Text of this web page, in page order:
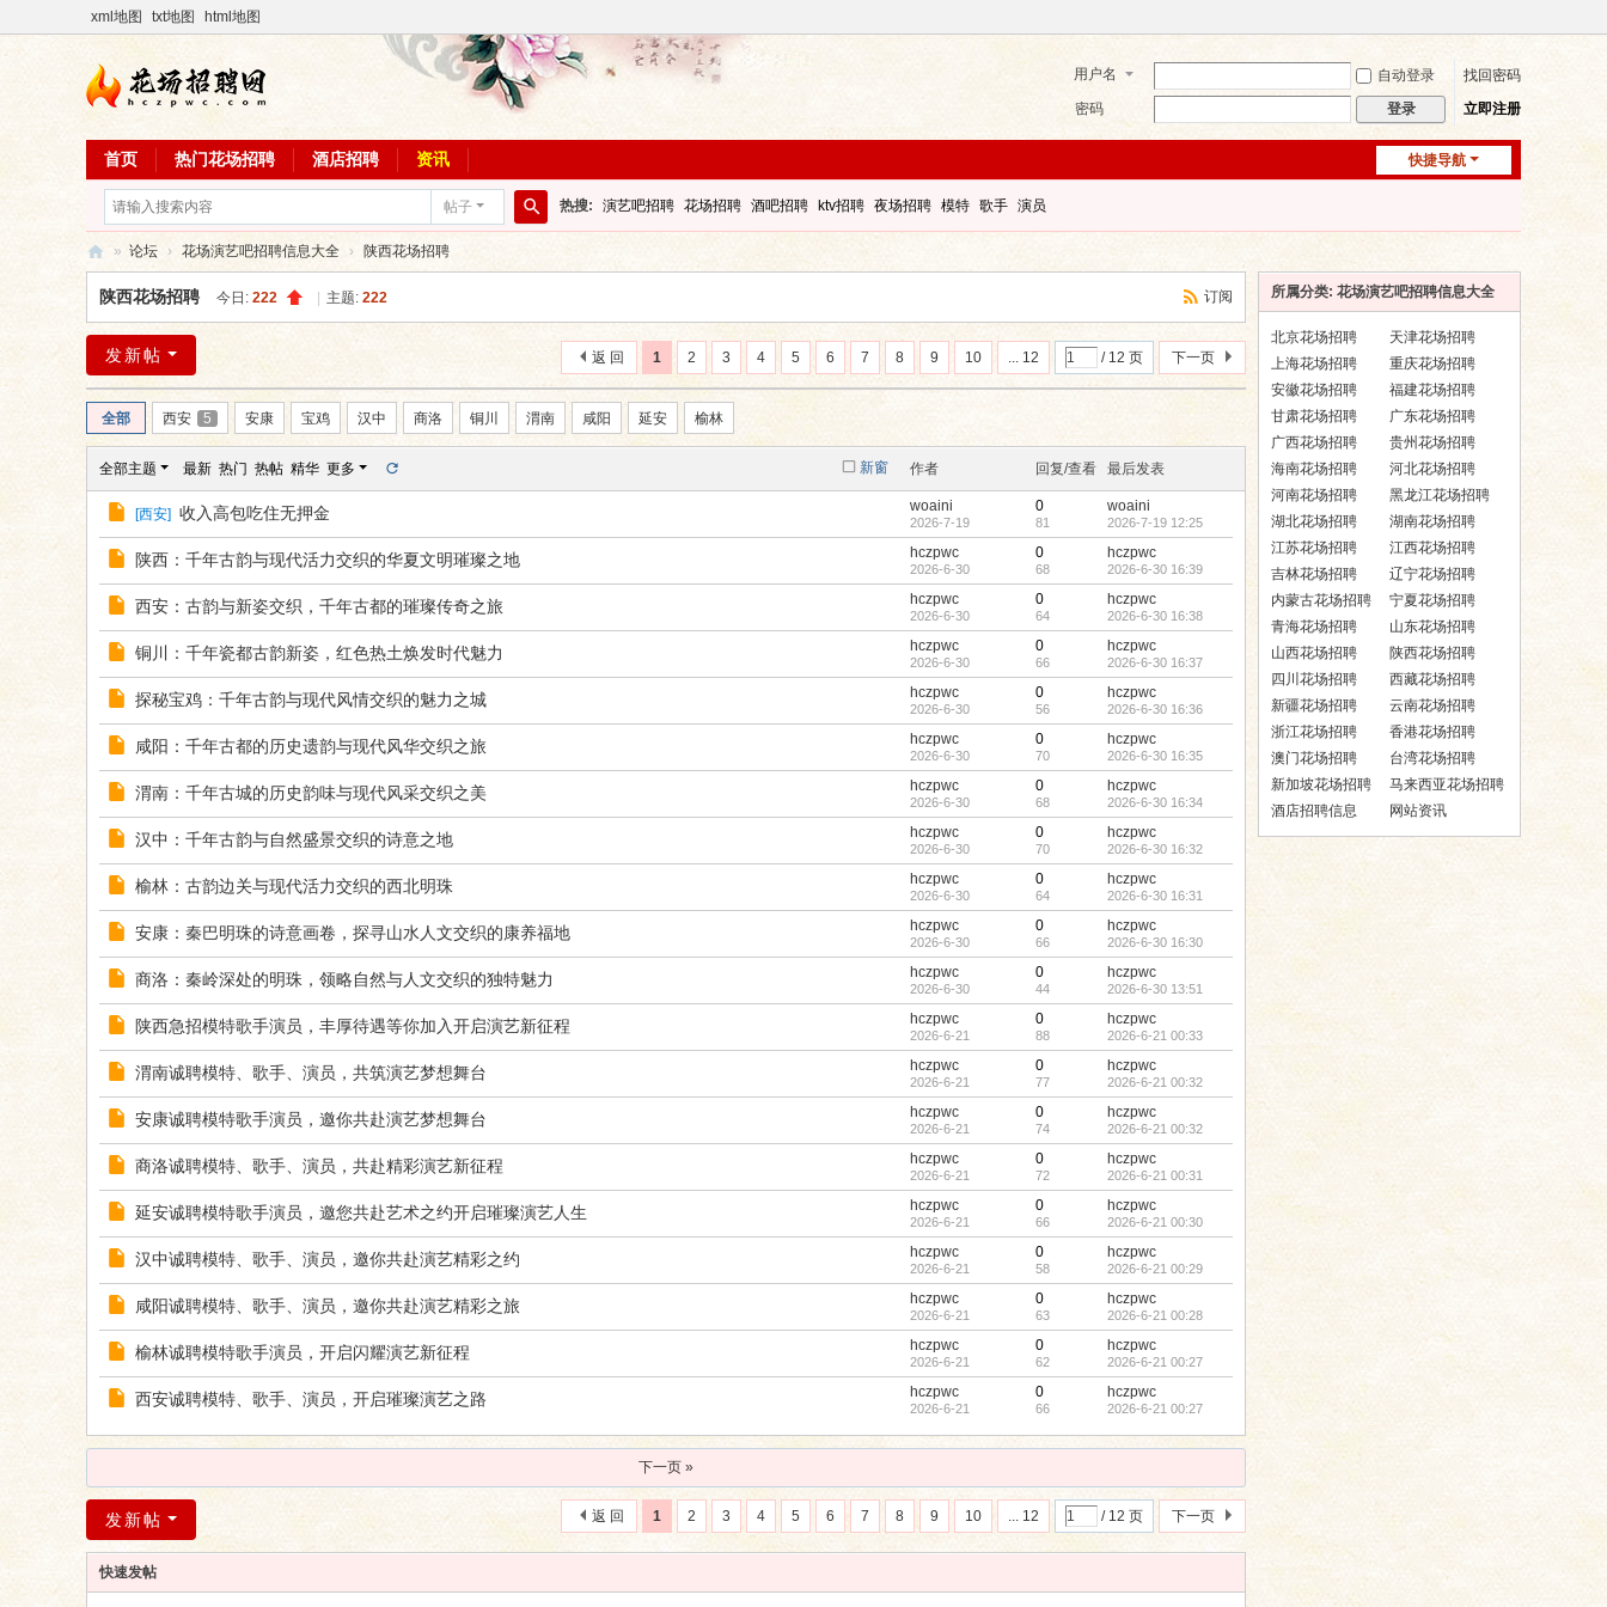
xml地图 txt地图 html地图
用户名 自动登录
找回密码
密码
登录 立即注册
快捷导航
首页 热门花场招聘 酒店招聘 资讯
帖子
索
热搜: 演艺吧招聘 花场招聘 酒吧招聘 ktv招聘 夜场招聘 模特 歌手 演员
花
场
聘
网
» 论坛 › 花场演艺吧招聘信息大全 › 陕西花场招聘
订阅
陕西花场招聘 今日: 222 主题: 222
1 2 3 4 5 6 7 8 9 10 ... 12 / 12 页 下一页
返 回
发新帖
全部 西安 5 安康 宝鸡 汉中 商洛 铜川 渭南 咸阳 延安 榆林
新窗
全部主题 最新 热门 热帖 精华 更多 作者 回复/查看 最后发表
[西安] 收入高包吃住无押金 woaini
2026-7-19
0
81
woaini
2026-7-19 12:25
陕西：千年古韵与现代活力交织的华夏文明璀璨之地 hczpwc
2026-6-30
0
68
hczpwc
2026-6-30 16:39
西安：古韵与新姿交织，千年古都的璀璨传奇之旅 hczpwc
2026-6-30
0
64
hczpwc
2026-6-30 16:38
铜川：千年瓷都古韵新姿，红色热土焕发时代魅力 hczpwc
2026-6-30
0
66
hczpwc
2026-6-30 16:37
探秘宝鸡：千年古韵与现代风情交织的魅力之城 hczpwc
2026-6-30
0
56
hczpwc
2026-6-30 16:36
咸阳：千年古都的历史遗韵与现代风华交织之旅 hczpwc
2026-6-30
0
70
hczpwc
2026-6-30 16:35
渭南：千年古城的历史韵味与现代风采交织之美 hczpwc
2026-6-30
0
68
hczpwc
2026-6-30 16:34
汉中：千年古韵与自然盛景交织的诗意之地 hczpwc
2026-6-30
0
70
hczpwc
2026-6-30 16:32
榆林：古韵边关与现代活力交织的西北明珠 hczpwc
2026-6-30
0
64
hczpwc
2026-6-30 16:31
安康：秦巴明珠的诗意画卷，探寻山水人文交织的康养福地 hczpwc
2026-6-30
0
66
hczpwc
2026-6-30 16:30
商洛：秦岭深处的明珠，领略自然与人文交织的独特魅力 hczpwc
2026-6-30
0
44
hczpwc
2026-6-30 13:51
陕西急招模特歌手演员，丰厚待遇等你加入开启演艺新征程 hczpwc
2026-6-21
0
88
hczpwc
2026-6-21 00:33
渭南诚聘模特、歌手、演员，共筑演艺梦想舞台 hczpwc
2026-6-21
0
77
hczpwc
2026-6-21 00:32
安康诚聘模特歌手演员，邀你共赴演艺梦想舞台 hczpwc
2026-6-21
0
74
hczpwc
2026-6-21 00:32
商洛诚聘模特、歌手、演员，共赴精彩演艺新征程 hczpwc
2026-6-21
0
72
hczpwc
2026-6-21 00:31
延安诚聘模特歌手演员，邀您共赴艺术之约开启璀璨演艺人生 hczpwc
2026-6-21
0
66
hczpwc
2026-6-21 00:30
汉中诚聘模特、歌手、演员，邀你共赴演艺精彩之约 hczpwc
2026-6-21
0
58
hczpwc
2026-6-21 00:29
咸阳诚聘模特、歌手、演员，邀你共赴演艺精彩之旅 hczpwc
2026-6-21
0
63
hczpwc
2026-6-21 00:28
榆林诚聘模特歌手演员，开启闪耀演艺新征程 hczpwc
2026-6-21
0
62
hczpwc
2026-6-21 00:27
西安诚聘模特、歌手、演员，开启璀璨演艺之路 hczpwc
2026-6-21
0
66
hczpwc
2026-6-21 00:27
下一页 »
1 2 3 4 5 6 7 8 9 10 ... 12 / 12 页 下一页
返 回
发新帖
快速发帖
所属分类: 花场演艺吧招聘信息大全
北京花场招聘
天津花场招聘
上海花场招聘
重庆花场招聘
安徽花场招聘
福建花场招聘
甘肃花场招聘
广东花场招聘
广西花场招聘
贵州花场招聘
海南花场招聘
河北花场招聘
河南花场招聘
黑龙江花场招聘
湖北花场招聘
湖南花场招聘
江苏花场招聘
江西花场招聘
吉林花场招聘
辽宁花场招聘
内蒙古花场招聘
宁夏花场招聘
青海花场招聘
山东花场招聘
山西花场招聘
陕西花场招聘
四川花场招聘
西藏花场招聘
新疆花场招聘
云南花场招聘
浙江花场招聘
香港花场招聘
澳门花场招聘
台湾花场招聘
新加坡花场招聘
马来西亚花场招聘
酒店招聘信息
网站资讯